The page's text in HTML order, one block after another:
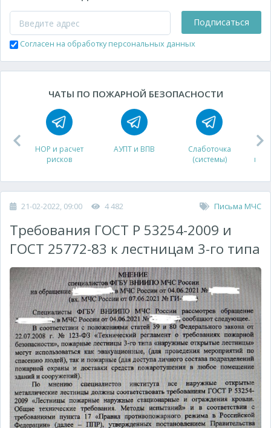
Подписаться
Согласен на обработку персональных данных
ЧАТЫ ПО ПОЖАРНОЙ БЕЗОПАСНОСТИ
НОР и расчет
рисков
АУПТ и ВПВ
Слаботочка
(системы)
21-02-2022, 09:00 4 482 Письма МЧС
Требования ГОСТ Р 53254-2009 и
ГОСТ 25772-83 к лестницам 3-го типа